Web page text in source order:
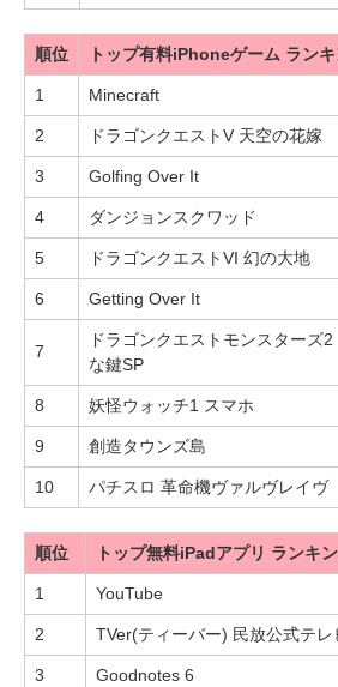
順位 トップ有料iPhoneゲーム ラン
1 Minecraft
2 ドラゴンクエストV 天空の花嫁
3 Golfing Over It
4 ダンジョンスクワッド
5 ドラゴンクエストVI 幻の大地
6 Getting Over It
7
ドラゴンクエストモンスター
な鍵SP
8 妖怪ウォッチ1 スマホ
9 創造タウンズ島
10 パチスロ 革命機ヴァルヴレイヴ
順位 トップ無料iPadアプリ ランキ
1 YouTube
2 TVer(ティーバー) 民放公式テレ
3 Goodnotes 6